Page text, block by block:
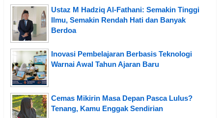
Ustaz M Hadziq Al-Fathani: Semakin Tinggi
Ilmu, Semakin Rendah Hati dan Banyak
Berdoa
Inovasi Pembelajaran Berbasis Teknologi
Warnai Awal Tahun Ajaran Baru
Cemas Mikirin Masa Depan Pasca Lulus?
Tenang, Kamu Enggak Sendirian